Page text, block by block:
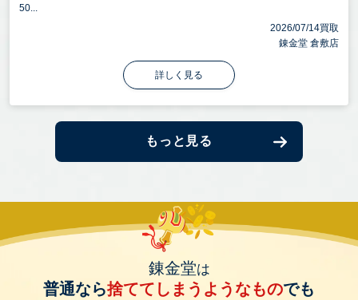
50...
2026/07/14買取
錬金堂 倉敷店
詳しく見る
もっと見る
錬金堂は
普通なら捨ててしまうようなものでも